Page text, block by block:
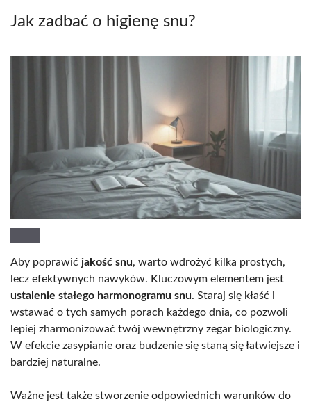
Jak zadbać o higienę snu?
Aby poprawić jakość snu, warto wdrożyć kilka prostych,
lecz efektywnych nawyków. Kluczowym elementem jest
ustalenie stałego harmonogramu snu. Staraj się kłaść i
wstawać o tych samych porach każdego dnia, co pozwoli
lepiej zharmonizować twój wewnętrzny zegar biologiczny.
W efekcie zasypianie oraz budzenie się staną się łatwiejsze i
bardziej naturalne.
Ważne jest także stworzenie odpowiednich warunków do